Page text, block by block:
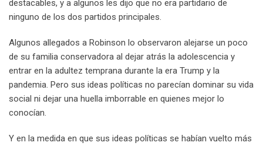
destacables, y a algunos les dijo que no era partidario de
ninguno de los dos partidos principales.
Algunos allegados a Robinson lo observaron alejarse un poco
de su familia conservadora al dejar atrás la adolescencia y
entrar en la adultez temprana durante la era Trump y la
pandemia. Pero sus ideas políticas no parecían dominar su vida
social ni dejar una huella imborrable en quienes mejor lo
conocían.
Y en la medida en que sus ideas políticas se habían vuelto más